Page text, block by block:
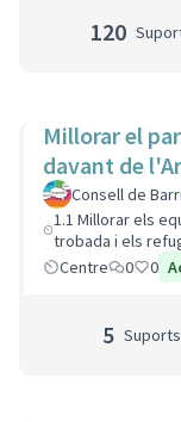
120
Millorar el
davant de
Consell de Barri
1.1 Millorar els
trobada i els
Centre
0 0
5 Suports